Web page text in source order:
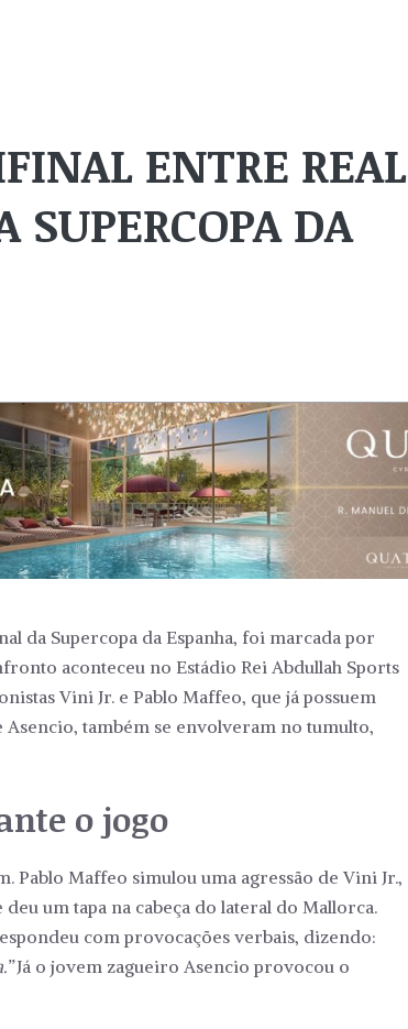
ENTRE REAL
DA
da Supercopa da Espanha, foi marcada por
aconteceu no Estádio Rei Abdullah Sports
Vini Jr. e Pablo Maffeo, que já possuem
também se envolveram no tumulto,
o jogo
Maffeo simulou uma agressão de Vini Jr.,
um tapa na cabeça do lateral do Mallorca.
com provocações verbais, dizendo:
Já o jovem zagueiro Asencio provocou o